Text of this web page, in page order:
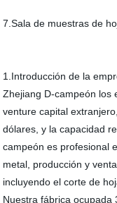
7.Sala de muestras de
1.Introducción de la
Zhejiang D-campeón los
venture capital
dólares, y la capacidad
campeón es profesional
metal, producción y
incluyendo el corte de
Nuestra fábrica ocupada